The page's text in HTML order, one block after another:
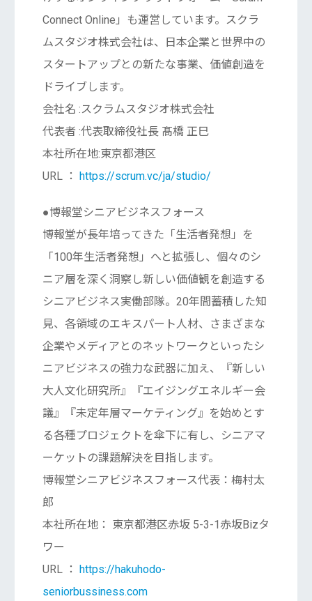
Connect Online」も運営しています。スクラ
ムスタジオ株式会社は、日本企業と世界中の
スタートアップとの新たな事業、価値創造を
ドライブします。
会社名 :スクラムスタジオ株式会社
代表者 :代表取締役社長 髙橋 正巳
本社所在地:東京都港区
URL ： https://scrum.vc/ja/studio/
●博報堂シニアビジネスフォース
博報堂が長年培ってきた「生活者発想」を
「100年生活者発想」へと拡張し、個々のシ
ニア層を深く洞察し新しい価値観を創造する
シニアビジネス実働部隊。20年間蓄積した知
見、各領域のエキスパート人材、さまざまな
企業やメディアとのネットワークといったシ
ニアビジネスの強力な武器に加え、『新しい
大人文化研究所』『エイジングエネルギー会
議』『未定年層マーケティング』を始めとす
る各種プロジェクトを傘下に有し、シニアマ
ーケットの課題解決を目指します。
博報堂シニアビジネスフォース代表：梅村太
郎
本社所在地： 東京都港区赤坂 5-3-1赤坂Bizタ
ワー
URL ： https://hakuhodo-
seniorbussiness.com